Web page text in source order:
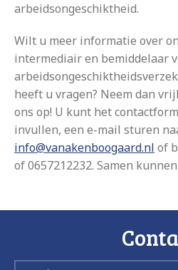
arbeidsongeschiktheid.
Wilt u meer informatie over
intermediair en bemiddelaar
heeft u vragen? Neem dan
ons op! U kunt het
invullen, een e-mail sturen
info@vanakenboogaard.nl of
of 0657212232. Samen